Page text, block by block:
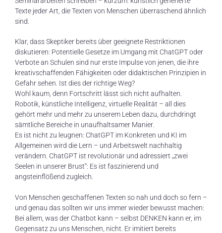
Texte jeder Art, die Texten von Menschen überraschend ähnlich
sind.
Klar, dass Skeptiker bereits über geeignete Restriktionen
diskutieren: Potentielle Gesetze im Umgang mit ChatGPT oder
Verbote an Schulen sind nur erste Impulse von jenen, die ihre
kreativschaffenden Fähigkeiten oder didaktischen Prinzipien in
Gefahr sehen. Ist dies der richtige Weg?
Wohl kaum, denn Fortschritt lässt sich nicht aufhalten.
Robotik, künstliche Intelligenz, virtuelle Realität – all dies
gehört mehr und mehr zu unserem Leben dazu, durchdringt
sämtliche Bereiche in unaufhaltsamer Manier.
Es ist nicht zu leugnen: ChatGPT im Konkreten und KI im
Allgemeinen wird die Lern – und Arbeitswelt nachhaltig
verändern. ChatGPT ist revolutionär und adressiert „zwei
Seelen in unserer Brust“: Es ist faszinierend und
angsteinflößend zugleich.
Von Menschen geschaffenen Texten so nah und doch so fern –
und genau das sollten wir uns immer wieder bewusst machen:
Bei allem, was der Chatbot kann – selbst DENKEN kann er, im
Gegensatz zu uns Menschen, nicht. Er imitiert bereits